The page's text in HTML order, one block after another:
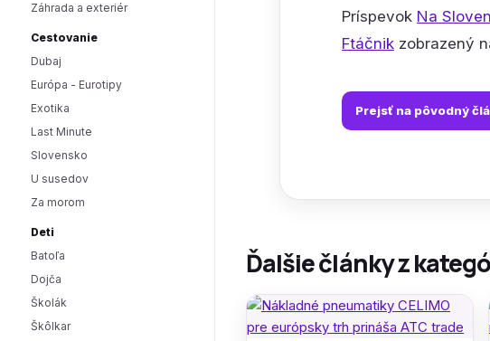
Záhrada a exteriér
Cestovanie
Dubaj
Európa - Eurotipy
Exotika
Last Minute
Slovensko
U susedov
Za morom
Deti
Batoľa
Dojča
Školák
Škôlkar
Príspevok Na
Ftáčnik zobrazený
Prejsť na pôvodný
Ďalšie články z